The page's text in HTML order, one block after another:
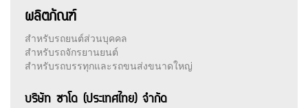
ผลิตภัณฑ์
สำหรับรถยนต์ส่วนบุคคล
สำหรับรถจักรยานยนต์
สำหรับรถบรรทุกและรถขนส่งขนาดใหญ่
บริษัท ซาโด (ประเทศไทย) จำกัด